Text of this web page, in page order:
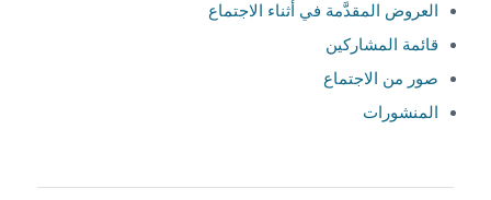
العروض المقدَّمة في أثناء الاجتماع
قائمة المشاركين
صور من الاجتماع
المنشورات